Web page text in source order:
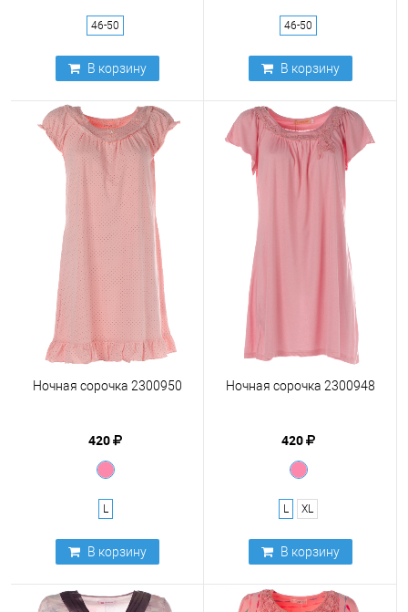
46-50
В корзину
46-50
В корзину
Ночная сорочка 2300950
420
L
В корзину
Ночная сорочка 2300948
420
L XL
В корзину